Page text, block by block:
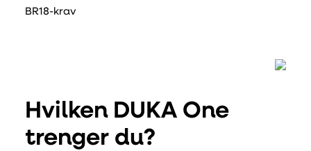
BR18-krav
Hvilken DUKA One
trenger du?